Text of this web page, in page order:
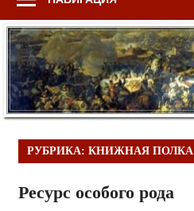
РУБРИКА: КНИЖНАЯ ПОЛКА
Ресурс особого рода